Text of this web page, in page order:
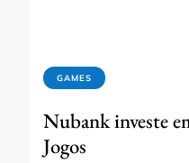
GAMES
Nubank investe
Jogos